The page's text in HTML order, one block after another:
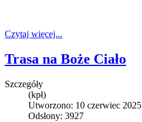
Czytaj więcej...
Trasa na Boże Ciało
Szczegóły
(kpł)
Utworzono: 10 czerwiec 2025
Odsłony: 3927